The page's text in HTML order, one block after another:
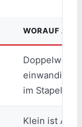
WORAUF
einwandige
im Stapel
Klein ist